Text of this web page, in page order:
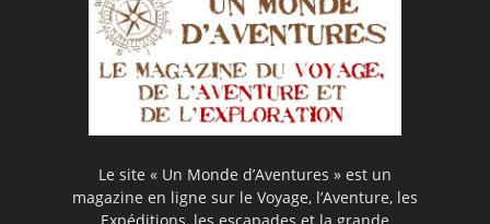
Le site « Un Monde d’Aventures » est un
magazine en ligne sur le Voyage, l’Aventure, les
Expéditions, les escapades et la grande